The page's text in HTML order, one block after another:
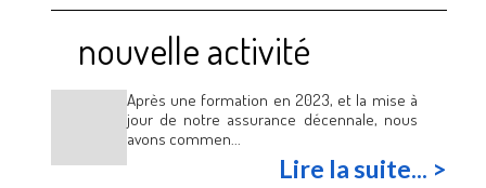
nouvelle activité
Après une formation en 2023, et la mise à
jour de notre assurance décennale, nous
avons commen...
Lire la suite... >